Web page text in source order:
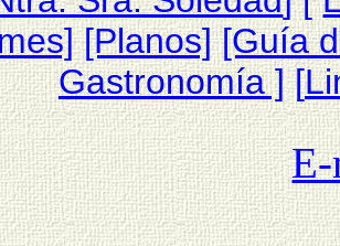
[Planos] [Guía
Gastronomía ][